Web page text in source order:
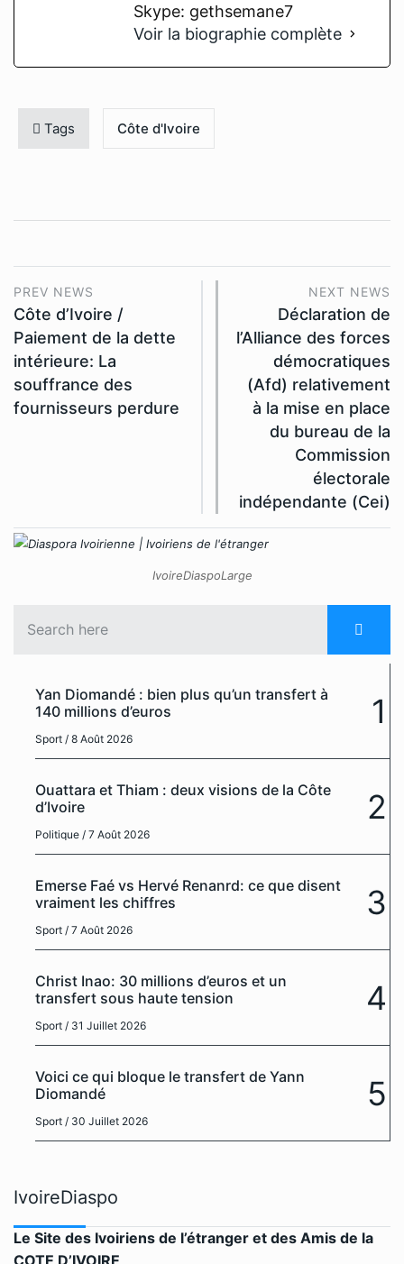
Skype: gethsemane7
Voir la biographie complète
Tags Côte d'Ivoire
PREV NEWS
Côte d’Ivoire /
Paiement de la dette
intérieure: La
souffrance des
fournisseurs perdure
NEXT NEWS
Déclaration de
l’Alliance des forces
démocratiques
(Afd) relativement
à la mise en place
du bureau de la
Commission
électorale
indépendante (Cei)
IvoireDiaspoLarge
Yan Diomandé : bien plus qu’un transfert à
140 millions d’euros
Sport / 8 Août 2026
1
Ouattara et Thiam : deux visions de la Côte
d’Ivoire
Politique / 7 Août 2026
2
Emerse Faé vs Hervé Renanrd: ce que disent
vraiment les chiffres
Sport / 7 Août 2026
3
Christ Inao: 30 millions d’euros et un
transfert sous haute tension
Sport / 31 Juillet 2026
4
Voici ce qui bloque le transfert de Yann
Diomandé
Sport / 30 Juillet 2026
5
IvoireDiaspo
Le Site des Ivoiriens de l’étranger et des Amis de la